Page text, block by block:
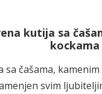
kutija sa
kockama
sa čašama,
svim